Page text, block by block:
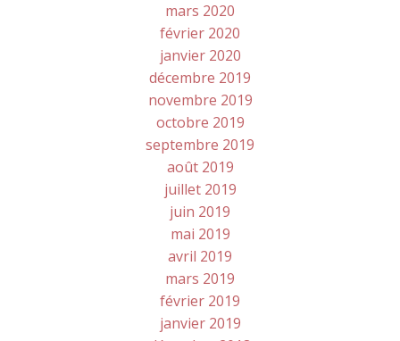
mars 2020
février 2020
janvier 2020
décembre 2019
novembre 2019
octobre 2019
septembre 2019
août 2019
juillet 2019
juin 2019
mai 2019
avril 2019
mars 2019
février 2019
janvier 2019